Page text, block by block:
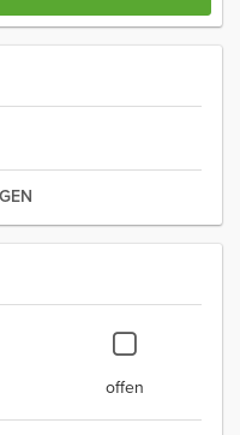
offen